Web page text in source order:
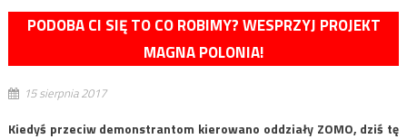
PODOBA CI SIĘ TO CO ROBIMY? WESPRZYJ PROJEKT
MAGNA POLONIA!
15 sierpnia 2017
Kiedyś przeciw demonstrantom kierowano oddziały ZOMO, dziś tę